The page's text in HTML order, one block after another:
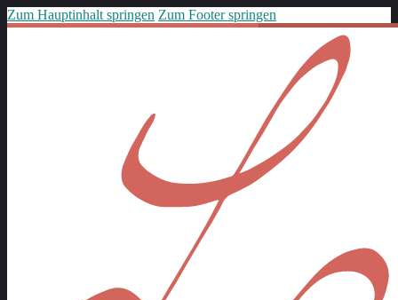
Zum Hauptinhalt springen Zum Footer springen